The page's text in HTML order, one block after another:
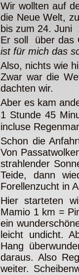
Wir wollten auf
die Neue Welt,
bis zum 24. Juni
Er soll über das
ist für mich das
Also, nichts wie
Zwar war die
dachten wir.
Aber es kam
1 Stunde 45
incluse
Schon die
Von
strahlender
Teide, dann
Forellenzucht in
Hier starteten
Mamio 1 km =
ein
leicht undicht.
Hang
daraus. Also
weiter.